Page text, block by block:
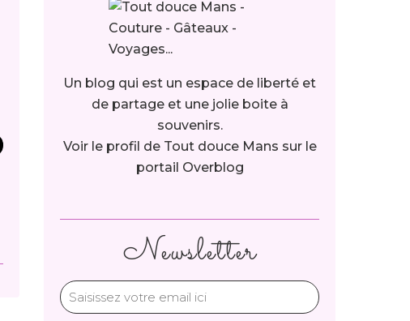
Newsletter
Un blog qui est un espace de liberté et
de partage et une jolie boite à
souvenirs.
Voir le profil de Tout douce Mans sur le
portail Overblog